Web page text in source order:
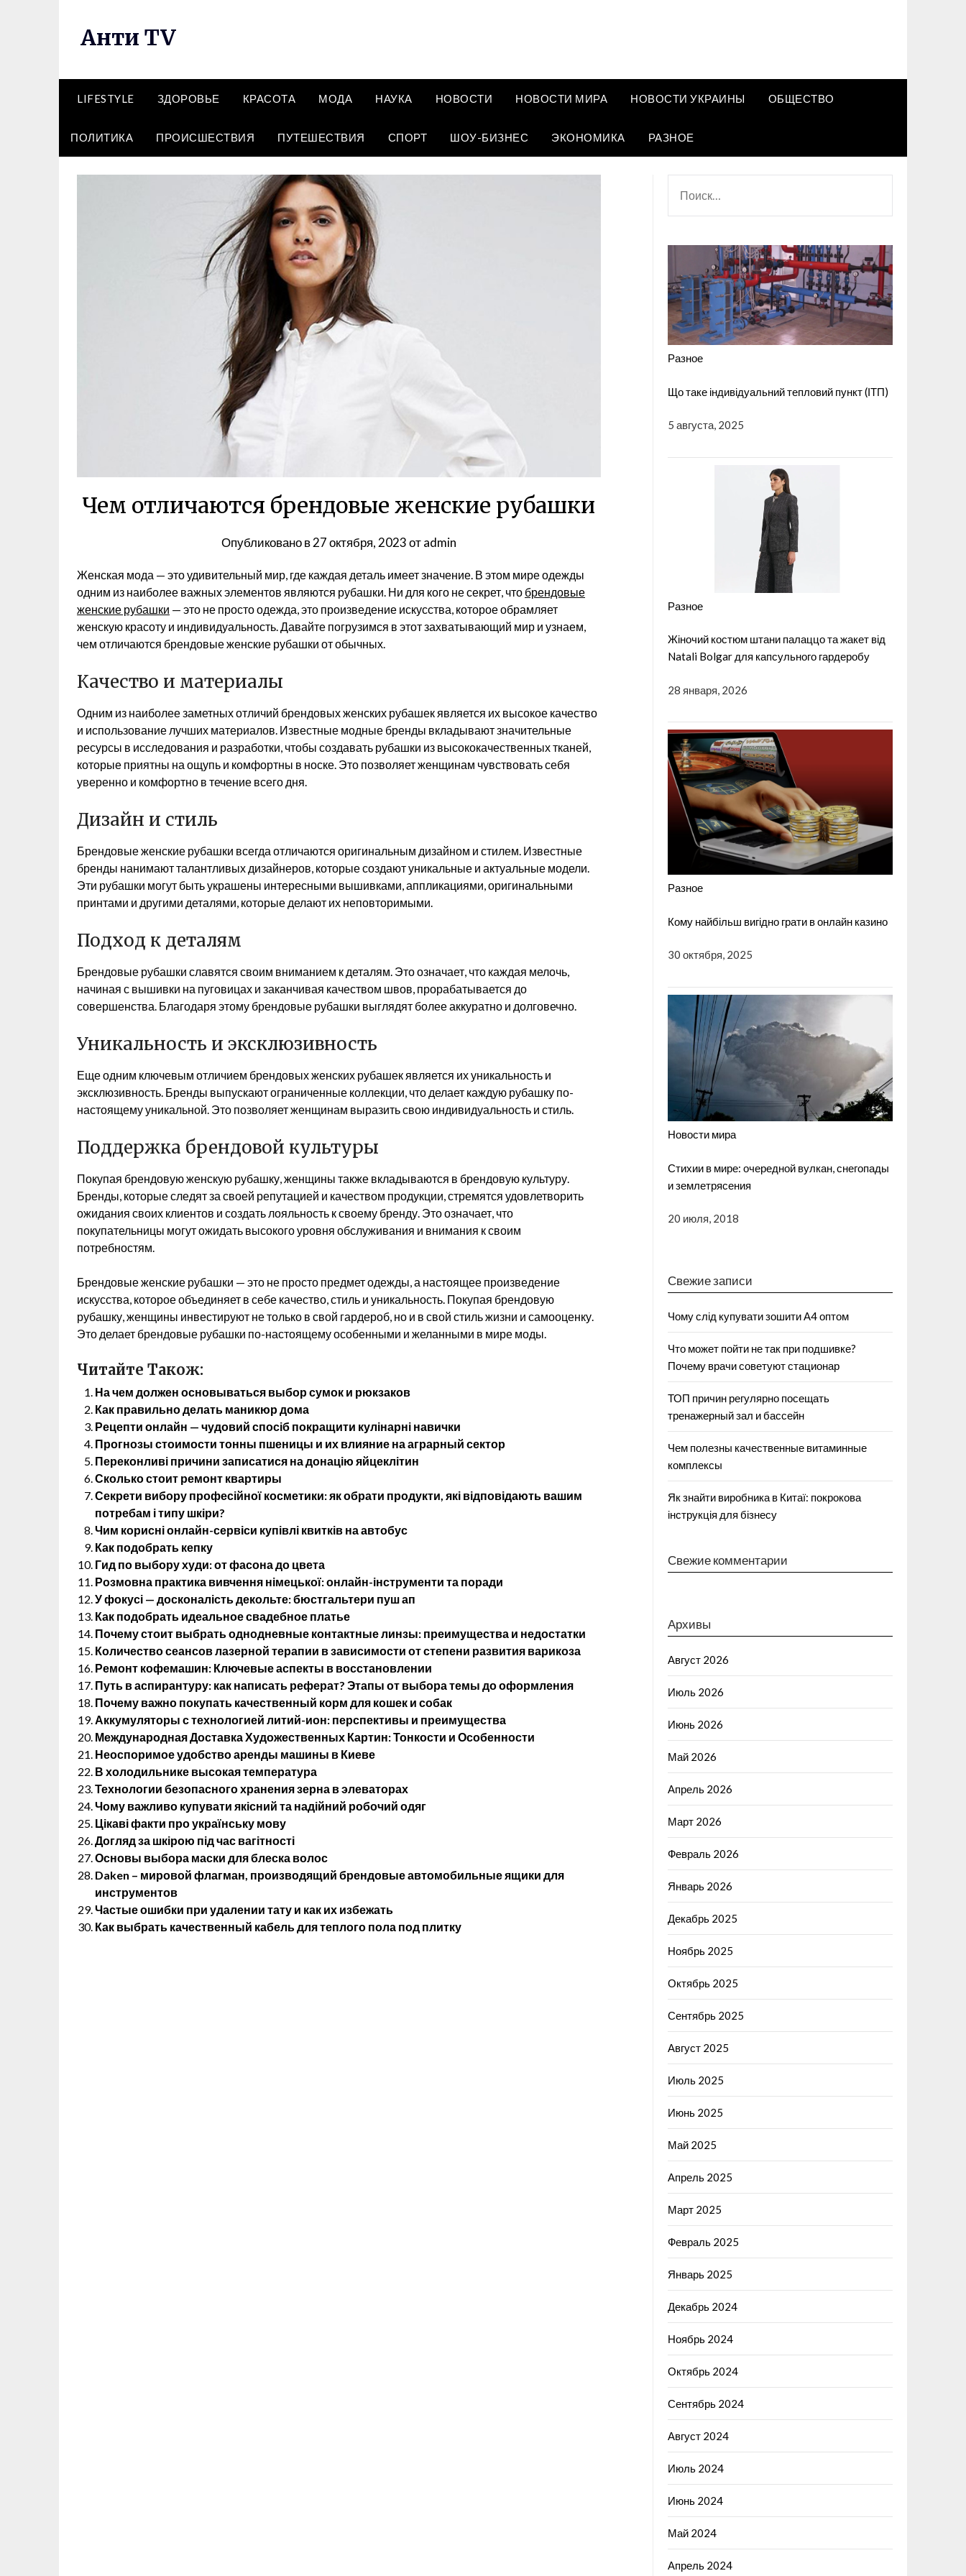
Анти TV
LIFESTYLE ЗДОРОВЬЕ КРАСОТА МОДА НАУКА НОВОСТИ НОВОСТИ МИРА НОВОСТИ УКРАИНЫ ОБЩЕСТВО
ПОЛИТИКА ПРОИСШЕСТВИЯ ПУТЕШЕСТВИЯ СПОРТ ШОУ-БИЗНЕС ЭКОНОМИКА РАЗНОЕ
Чем отличаются брендовые женские рубашки
Опубликовано в27 октября, 2023отadmin
Женская мода — это удивительный мир, где каждая деталь имеет значение. В этом мире одежды
одним из наиболее важных элементов являются рубашки. Ни для кого не секрет, что брендовые
женские рубашки — это не просто одежда, это произведение искусства, которое обрамляет
женскую красоту и индивидуальность. Давайте погрузимся в этот захватывающий мир и узнаем,
чем отличаются брендовые женские рубашки от обычных.
Качество и материалы
Одним из наиболее заметных отличий брендовых женских рубашек является их высокое качество
и использование лучших материалов. Известные модные бренды вкладывают значительные
ресурсы в исследования и разработки, чтобы создавать рубашки из высококачественных тканей,
которые приятны на ощупь и комфортны в носке. Это позволяет женщинам чувствовать себя
уверенно и комфортно в течение всего дня.
Дизайн и стиль
Брендовые женские рубашки всегда отличаются оригинальным дизайном и стилем. Известные
бренды нанимают талантливых дизайнеров, которые создают уникальные и актуальные модели.
Эти рубашки могут быть украшены интересными вышивками, аппликациями, оригинальными
принтами и другими деталями, которые делают их неповторимыми.
Подход к деталям
Брендовые рубашки славятся своим вниманием к деталям. Это означает, что каждая мелочь,
начиная с вышивки на пуговицах и заканчивая качеством швов, прорабатывается до
совершенства. Благодаря этому брендовые рубашки выглядят более аккуратно и долговечно.
Уникальность и эксклюзивность
Еще одним ключевым отличием брендовых женских рубашек является их уникальность и
эксклюзивность. Бренды выпускают ограниченные коллекции, что делает каждую рубашку по-
настоящему уникальной. Это позволяет женщинам выразить свою индивидуальность и стиль.
Поддержка брендовой культуры
Покупая брендовую женскую рубашку, женщины также вкладываются в брендовую культуру.
Бренды, которые следят за своей репутацией и качеством продукции, стремятся удовлетворить
ожидания своих клиентов и создать лояльность к своему бренду. Это означает, что
покупательницы могут ожидать высокого уровня обслуживания и внимания к своим
потребностям.
Брендовые женские рубашки — это не просто предмет одежды, а настоящее произведение
искусства, которое объединяет в себе качество, стиль и уникальность. Покупая брендовую
рубашку, женщины инвестируют не только в свой гардероб, но и в свой стиль жизни и самооценку.
Это делает брендовые рубашки по-настоящему особенными и желанными в мире моды.
Читайте Також:
На чем должен основываться выбор сумок и рюкзаков
Как правильно делать маникюр дома
Рецепти онлайн — чудовий спосіб покращити кулінарні навички
Прогнозы стоимости тонны пшеницы и их влияние на аграрный сектор
Переконливі причини записатися на донацію яйцеклітин
Сколько стоит ремонт квартиры
Секрети вибору професійної косметики: як обрати продукти, які відповідають вашим
потребам і типу шкіри?
Чим корисні онлайн-сервіси купівлі квитків на автобус
Как подобрать кепку
Гид по выбору худи: от фасона до цвета
Розмовна практика вивчення німецької: онлайн-інструменти та поради
У фокусі — досконалість декольте: бюстгальтери пуш ап
Как подобрать идеальное свадебное платье
Почему стоит выбрать однодневные контактные линзы: преимущества и недостатки
Количество сеансов лазерной терапии в зависимости от степени развития варикоза
Ремонт кофемашин: Ключевые аспекты в восстановлении
Путь в аспирантуру: как написать реферат? Этапы от выбора темы до оформления
Почему важно покупать качественный корм для кошек и собак
Аккумуляторы с технологией литий-ион: перспективы и преимущества
Международная Доставка Художественных Картин: Тонкости и Особенности
Неоспоримое удобство аренды машины в Киеве
В холодильнике высокая температура
Технологии безопасного хранения зерна в элеваторах
Чому важливо купувати якісний та надійний робочий одяг
Цікаві факти про українську мову
Догляд за шкірою під час вагітності
Основы выбора маски для блеска волос
Daken – мировой флагман, производящий брендовые автомобильные ящики для
инструментов
Частые ошибки при удалении тату и как их избежать
Как выбрать качественный кабель для теплого пола под плитку
Разное
Що таке індивідуальний тепловий пункт (ІТП)
5 августа, 2025
Разное
Жіночий костюм штани палаццо та жакет від
Natali Bolgar для капсульного гардеробу
28 января, 2026
Разное
Кому найбільш вигідно грати в онлайн казино
30 октября, 2025
Новости мира
Стихии в мире: очередной вулкан, снегопады
и землетрясения
20 июля, 2018
Свежие записи
Чому слід купувати зошити А4 оптом
Что может пойти не так при подшивке?
Почему врачи советуют стационар
ТОП причин регулярно посещать
тренажерный зал и бассейн
Чем полезны качественные витаминные
комплексы
Як знайти виробника в Китаї: покрокова
інструкція для бізнесу
Свежие комментарии
Архивы
Август 2026
Июль 2026
Июнь 2026
Май 2026
Апрель 2026
Март 2026
Февраль 2026
Январь 2026
Декабрь 2025
Ноябрь 2025
Октябрь 2025
Сентябрь 2025
Август 2025
Июль 2025
Июнь 2025
Май 2025
Апрель 2025
Март 2025
Февраль 2025
Январь 2025
Декабрь 2024
Ноябрь 2024
Октябрь 2024
Сентябрь 2024
Август 2024
Июль 2024
Июнь 2024
Май 2024
Апрель 2024